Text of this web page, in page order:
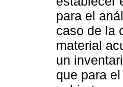
para el
caso de la
material
un
que para